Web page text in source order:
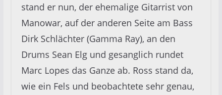
stand er nun, der ehemalige Gitarrist von
Manowar, auf der anderen Seite am Bass
Dirk Schlächter (Gamma Ray), an den
Drums Sean Elg und gesanglich rundet
Marc Lopes das Ganze ab. Ross stand da,
wie ein Fels und beobachtete sehr genau,